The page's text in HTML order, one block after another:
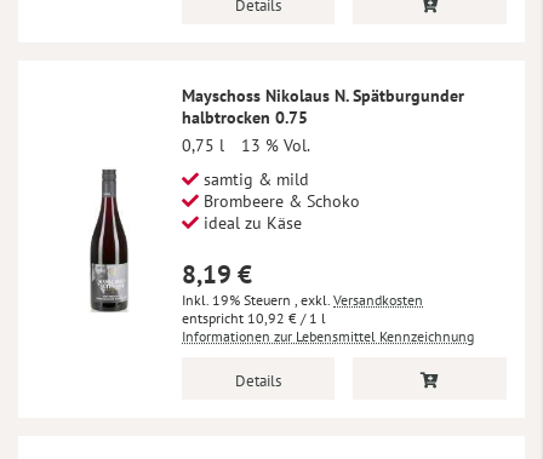
Details
Mayschoss Nikolaus N. Spätburgunder
halbtrocken 0.75
0,75 l
13 % Vol.
samtig & mild
Brombeere & Schoko
ideal zu Käse
8,19 €
Inkl. 19% Steuern , exkl. Versandkosten
10,92 € / 1 l
Informationen zur Lebensmittel Kennzeichnung
Details